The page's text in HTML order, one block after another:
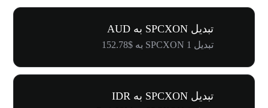
تبدیل SPCXON به AUD
تبدیل 1 SPCXON به $152.78
تبدیل SPCXON به IDR